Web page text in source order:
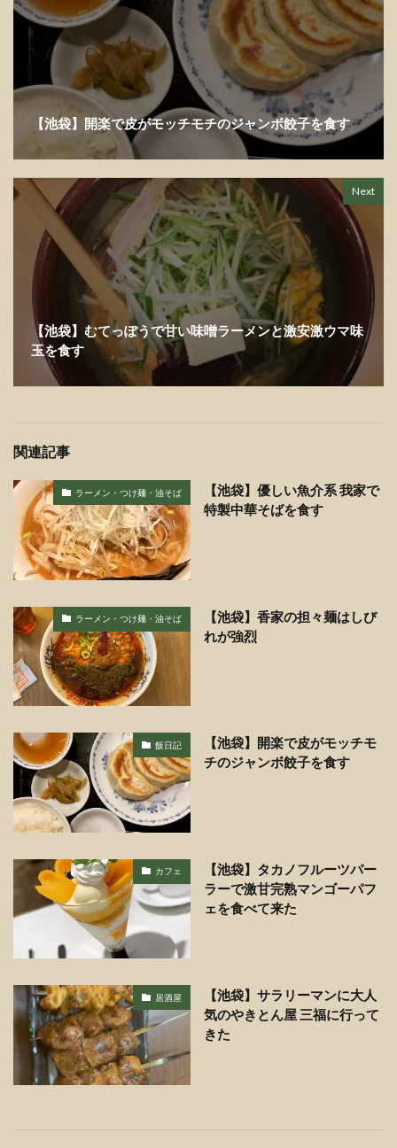
開
き
ま
)
【池袋】開楽で皮がモッチモチのジャンボ餃子を食す
Next
【池袋】むてっぽうで甘い味噌ラーメンと激安激ウマ味
玉を食す
関連記事
ラーメン・つけ麺・油そば
【池袋】優しい魚介系 我家で
特製中華そばを食す
ラーメン・つけ麺・油そば
【池袋】香家の担々麺はしび
れが強烈
飯日記
【池袋】開楽で皮がモッチモ
チのジャンボ餃子を食す
カフェ
【池袋】タカノフルーツパー
ラーで激甘完熟マンゴーパフ
ェを食べて来た
居酒屋
【池袋】サラリーマンに大人
気のやきとん屋 三福に行って
きた